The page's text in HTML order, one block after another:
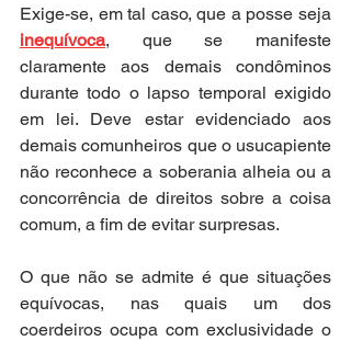
inequívoca, que se manifeste
claramente aos demais condôminos
durante todo o lapso temporal exigido
em lei. Deve estar evidenciado aos
demais comunheiros que o usucapiente
não reconhece a soberania alheia ou a
concorrência de direitos sobre a coisa
comum, a fim de evitar surpresas.
O que não se admite é que situações
equívocas, nas quais um dos
coerdeiros ocupa com exclusividade o